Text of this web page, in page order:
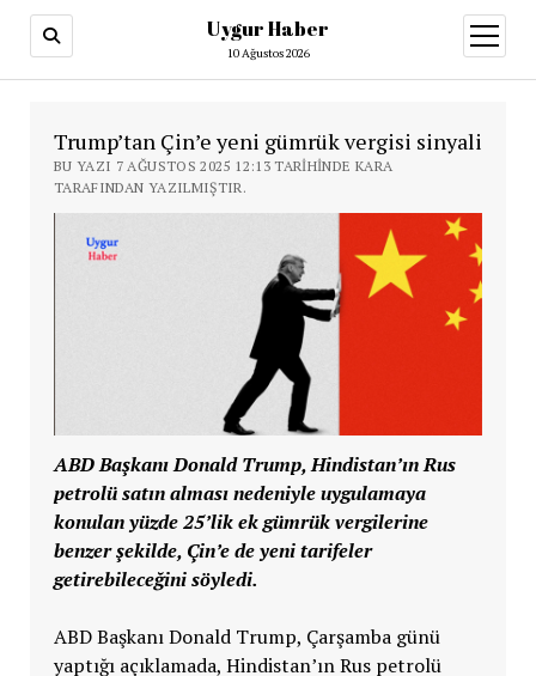
Uygur Haber
10 Ağustos 2026
aç
Trump’tan Çin’e yeni gümrük vergisi sinyali
BU YAZI 7 AĞUSTOS 2025 12:13 TARIHINDE KARA
TARAFINDAN YAZILMIŞTIR.
ABD Başkanı Donald Trump, Hindistan’ın Rus
petrolü satın alması nedeniyle uygulamaya
konulan yüzde 25’lik ek gümrük vergilerine
benzer şekilde, Çin’e de yeni tarifeler
getirebileceğini söyledi.
ABD Başkanı Donald Trump, Çarşamba günü
yaptığı açıklamada, Hindistan’ın Rus petrolü